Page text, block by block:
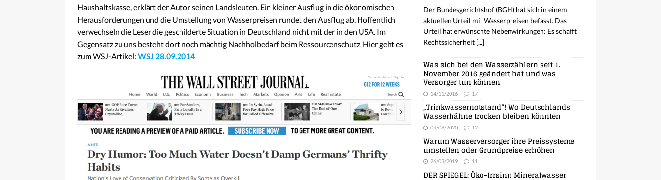
Haushaltskasse, erklärt der Autor seinen Landsleuten. Ein kleiner Ausflug in die ökonomischen
Herausforderungen und die Umstellung von Wasserpreisen rundet den Ausflug ab. Hoffentlich
verwechseln die Leser die geschilderte Situation in Deutschland nicht mit der in den USA. Im
Gegensatz zu uns besteht dort noch mächtig Nachholbedarf beim Ressourcenschutz. Hier geht es
zum WSJ-Artikel: WSJ 28.09.2014
Der Bundesgerichtshof (BGH) hat sich in einem
aktuellen Urteil mit Wasserpreisen befasst. Das
Urteil hat erwünschte Nebenwirkungen: Es schafft
Rechtssicherheit [...]
Was sich bei den Wasserzählern seit 1.
November 2016 geändert hat und was
Versorger tun können
14/11/2016 17
„Trinkwassernotstand“! Wo Deutschlands
Wasserhähne trocken bleiben könnten
09/08/2020 12
Warum Wasserversorger ihre Preissysteme
umstellen oder Grundpreise erhöhen
26/03/2019 11
DER SPIEGEL: Öko-Irrsinn Mineralwasser